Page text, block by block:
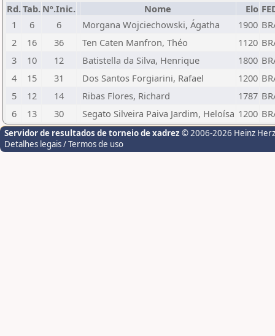
Rd.Tab. Nº.Inic. Nome Elo
1
6 6 Morgana Wojciechowski, Ágatha 1900
2
16 36 Ten Caten Manfron, Théo 1120
3
10 12 Batistella da Silva, Henrique 1800
4
15 31 Dos Santos Forgiarini, Rafael 1200
5
12 14 Ribas Flores, Richard 1787
6
13 30 Segato Silveira Paiva Jardim, Heloísa 1200
Servidor de resultados de torneio de xadrez © 2006-2026 Heinz
Detalhes legais / Termos de uso